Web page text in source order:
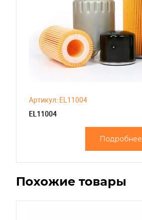
Артикул: EL11004
EL11004
Подробнее
Похожие товары